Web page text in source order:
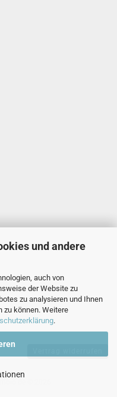
und andere
auch von
der Website zu
zu analysieren und Ihnen
zu können. Weitere
.